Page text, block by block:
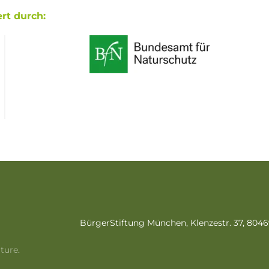
durch:
BürgerStiftung München, Klenzestr. 37,
.